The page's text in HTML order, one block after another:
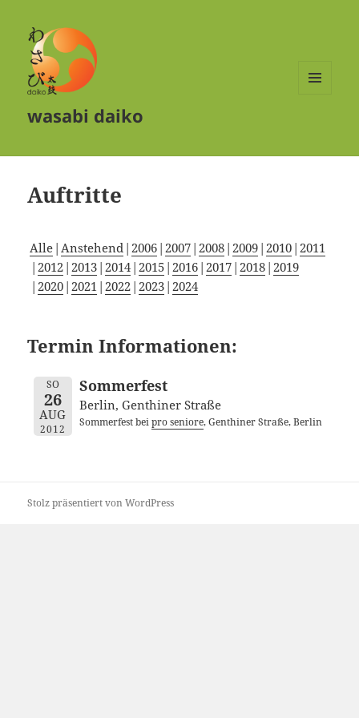
wasabi daiko
Auftritte
Alle Anstehend 2006 2007 2008 2009 2010 2011
2012 2013 2014 2015 2016 2017 2018 2019
2020 2021 2022 2023 2024
Termin Informationen:
SO
26
AUG
2012
Sommerfest
Berlin, Genthiner Straße
Sommerfest beipro seniore, Genthiner Straße, Berlin
Stolz präsentiert von WordPress